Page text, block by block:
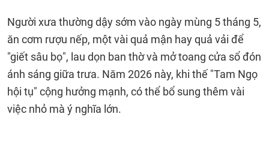
Người xưa thường dậy sớm vào ngày mùng 5 tháng 5,
ăn cơm rượu nếp, một vài quả mận hay quả vải để
"giết sâu bọ", lau dọn ban thờ và mở toang cửa sổ đón
ánh sáng giữa trưa. Năm 2026 này, khi thế "Tam Ngọ
hội tụ" cộng hưởng mạnh, có thể bổ sung thêm vài
việc nhỏ mà ý nghĩa lớn.